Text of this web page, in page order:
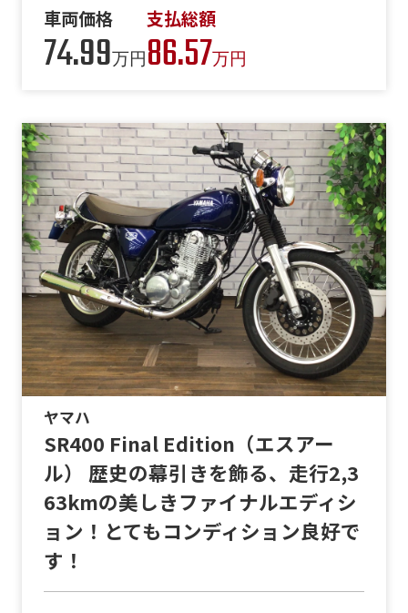
車両価格
74.99万円
支払総額
86.57万円
ヤマハ
SR400 Final Edition（エスアー
ル） 歴史の幕引きを飾る、走行2,3
63kmの美しきファイナルエディシ
ョン！とてもコンディション良好で
す！